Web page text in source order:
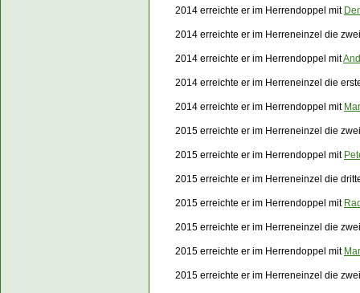
2014 erreichte er im Herrendoppel mit
2014 erreichte er im Herreneinzel die
2014 erreichte er im Herrendoppel mit
2014 erreichte er im Herreneinzel die
2014 erreichte er im Herrendoppel mit
2015 erreichte er im Herreneinzel die
2015 erreichte er im Herrendoppel mit
2015 erreichte er im Herreneinzel die
2015 erreichte er im Herrendoppel mit
2015 erreichte er im Herreneinzel die
2015 erreichte er im Herrendoppel mit
2015 erreichte er im Herreneinzel die